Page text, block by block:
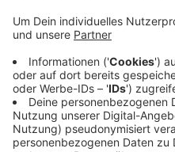
Veröffentlicht:Freitag,
Anzeige
Insgesamt stehen 5.000
denen bis zu fünf